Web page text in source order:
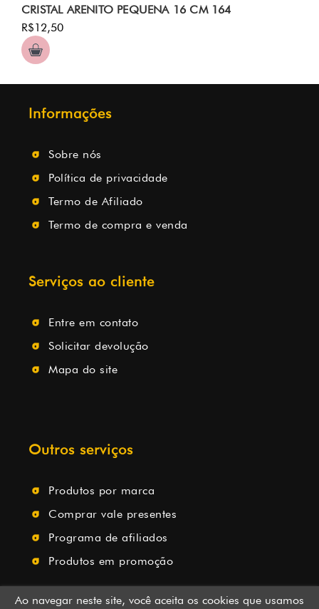
Ao navegar neste site, você aceita os cookies que usamos
CRISTAL ARENITO PEQUENA 16 CM 164
R$12,50
Informações
Sobre nós
Política de privacidade
Termo de Afiliado
Termo de compra e venda
Serviços ao cliente
Entre em contato
Solicitar devolução
Mapa do site
Outros serviços
Produtos por marca
Comprar vale presentes
Programa de afiliados
Produtos em promoção